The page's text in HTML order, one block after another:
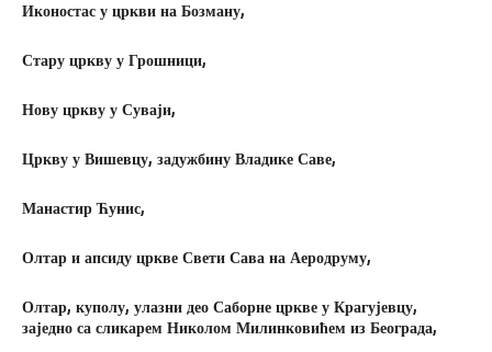
Иконостас у цркви на Бозману,
Стару цркву у Грошници,
Нову цркву у Суваји,
Цркву у Вишевцу, задужбину Владике Саве,
Манастир Ћунис,
Олтар и апсиду цркве Свети Сава на Аеродруму,
Олтар, куполу, улазни део Саборне цркве у Крагујевцу,
заједно са сликарем Николом Милинковићем из Београда,